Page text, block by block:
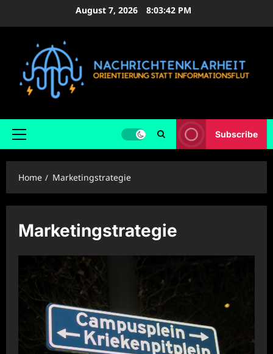
August 7, 2026 8:03:43 PM
Primary
Subscribe
Home Marketingstrategie
Marketingstrategie